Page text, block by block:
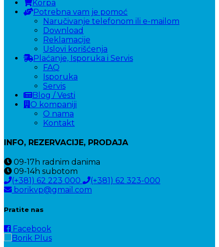
Korpa
Potrebna vam je pomoć
Naručivanje telefonom ili e-mailom
Download
Reklamacije
Uslovi korišćenja
Plaćanje, Isporuka i Servis
FAQ
Isporuka
Servis
Blog / Vesti
O kompaniji
O nama
Kontakt
INFO, REZERVACIJE, PRODAJA
09-17h radnim danima
09-14h subotom
(+381) 62 223 000
(+381) 62 323-000
borikvp@gmail.com
Pratite nas
Facebook